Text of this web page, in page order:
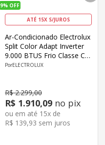
9% OFF
ATÉ 15X S/JUROS
Ar-Condicionado Electrolux
Split Color Adapt Inverter
9.000 BTUS Frio Classe C
Wi-Fi YE09F/YI09F
ELECTROLUX
R$ 2.299,00
R$ 1.910,09 no pix
ou em até 15x de
R$ 139,93 sem juros